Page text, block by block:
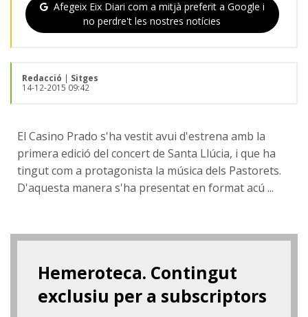
Afegeix Eix Diari com a mitjà preferit a Google i
no perdre't les nostres notícies
Redacció | Sitges
14-12-2015 09:42
El Casino Prado s'ha vestit avui d'estrena amb la
primera edició del concert de Santa Llúcia, i que ha
tingut com a protagonista la música dels Pastorets.
D'aquesta manera s'ha presentat en format acú ...
Hemeroteca. Contingut
exclusiu per a subscriptors